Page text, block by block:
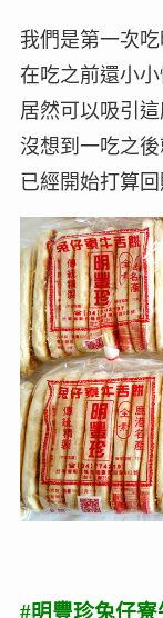
我們是第一次
在吃之前還小
居然可以吸引
沒想到一吃之後
已經開始打算回
#明豐珍兔仔